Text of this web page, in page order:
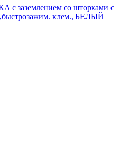
с заземлением со шторками с
клем., БЕЛЫЙ